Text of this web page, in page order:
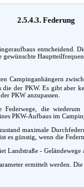
2.5.4.3. Federung
entscheidend.
Campinganhängern
der PKW. Es gibt
PKW anzupassen.
die
PKW-Aufbaus im
maximale
günstig, wenn die
- Geländewege
ermittelt werden.